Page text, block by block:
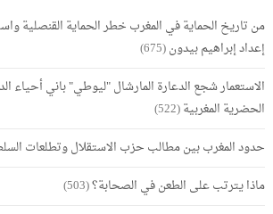
من تاريخ الحماية في المغرب خطر الحماية القنصلية
إعداد إبراهيم بيدون(675)
الاستعمار شجع الدعارة المارشال "ليوطي" باني أحياء
الحضرية المغربية(522)
حدود المغرب بين مطالب حزب الاستقلال وتطلعات
ماذا يترتب على الطعن في الصحابة؟(503)